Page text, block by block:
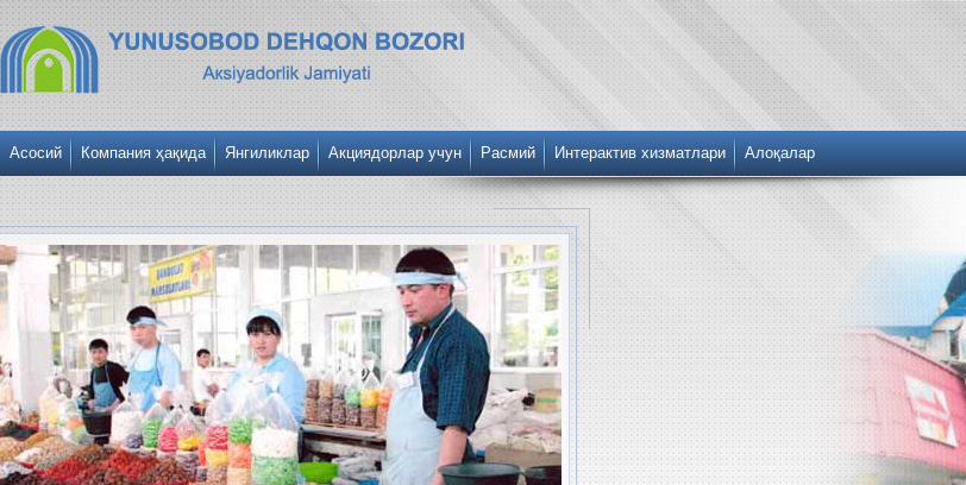
Асосий Компания ҳақида Янгиликлар Акциядорлар учун Расмий Интерактив хизматлари Алоқалар